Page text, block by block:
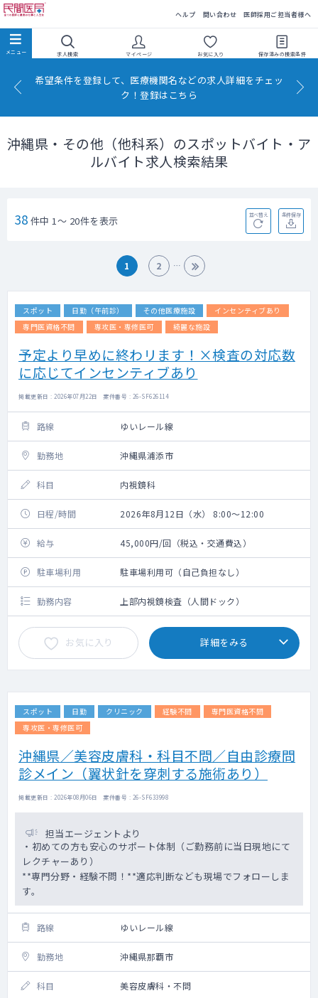
ヘルプ 問い合わせ 医師採用ご担当者様へ
求人検索 マイページ お気に入り 保存済みの検索条件
希望条件を登録して、医療機関名などの求人詳細をチェッ
ク！登録はこちら
沖縄県・その他（他科系）のスポットバイト・ア
ルバイト求人検索結果
38 件中 1～ 20件を表示 並べ替え 条件保存
1 2
スポット 日勤（午前診） その他医療施設
インセンティブあり
専門医資格不問
専攻医・専修医可 綺麗な施設
予定より早めに終わリます！×検査の対応数
に応じてインセンティブあり
掲載更新日 : 2026年07月22日 案件番号 : 26-SF626114
路線 ゆいレール線
勤務地 沖縄県浦添市
科目 内視鏡科
日程/時間 2026年8月12日（水） 8:00～12:00
給与 45,000円/回（税込・交通費込）
駐車場利用 駐車場利用可（自己負担なし）
勤務内容 上部内視鏡検査（人間ドック）
お気に入り 詳細をみる
スポット 日勤 クリニック 経験不問
専門医資格不問
専攻医・専修医可
沖縄県／美容皮膚科・科目不問／自由診療問
診メイン（翼状針を穿刺する施術あり）
掲載更新日 : 2026年08月06日 案件番号 : 26-SF633998
担当エージェントより
・初めての方も安心のサポート体制（ご勤務前に当日現地にて
レクチャーあり）
**専門分野・経験不問！**適応判断なども現場でフォローしま
す。
路線 ゆいレール線
勤務地 沖縄県那覇市
科目 美容皮膚科・不問